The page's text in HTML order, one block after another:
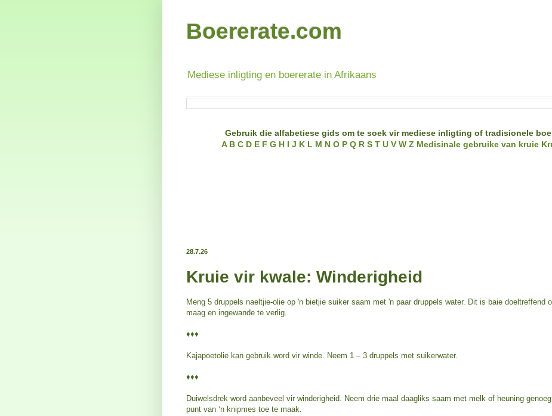
Boererate.com
Mediese inligting en boererate in Afrikaans
Gebruik die alfabetiese gids om te soek vir mediese inligting of tradisionele
A B C D E F G H I J K L M N O P Q R S T U V W Z Medisinale gebruike van kruie
28.7.26
Kruie vir kwale: Winderigheid
Meng 5 druppels naeltjie-olie op 'n bietjie suiker saam met 'n paar druppels water. Dit is baie doeltreffend
maag en ingewande te verlig.
♦♦♦
Kajapoetolie kan gebruik word vir winde. Neem 1 – 3 druppels met suikerwater.
♦♦♦
Duiwelsdrek word aanbeveel vir winderigheid. Neem drie maal daagliks saam met melk of heuning
punt van ‘n knipmes toe te maak.